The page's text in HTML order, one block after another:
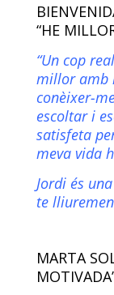
“HE
“Un cop
millor amb
conèixer-
escoltar i
satisfeta
meva vida
Jordi és
te
MARTA